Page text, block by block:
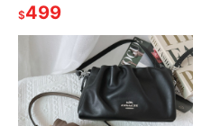
$499